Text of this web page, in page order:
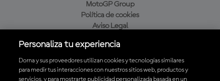
MotoGP Group
Política de cookies
Aviso Legal
Política de compra
Personaliza tu experiencia
Dorna y sus proveedores utilizan cookies y tecnologías similares
para medir tus interacciones con nuestros sitios web, productos y
servicios, y para mostrarte publicidad personalizada basada en un